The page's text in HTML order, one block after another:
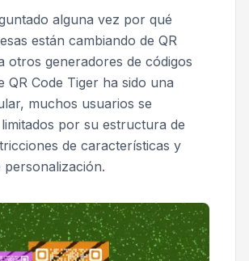
alguna vez por qué
están cambiando de QR
otros generadores de códigos
QR Code Tiger ha sido una
muchos usuarios se
por su estructura de
de características y
personalización.